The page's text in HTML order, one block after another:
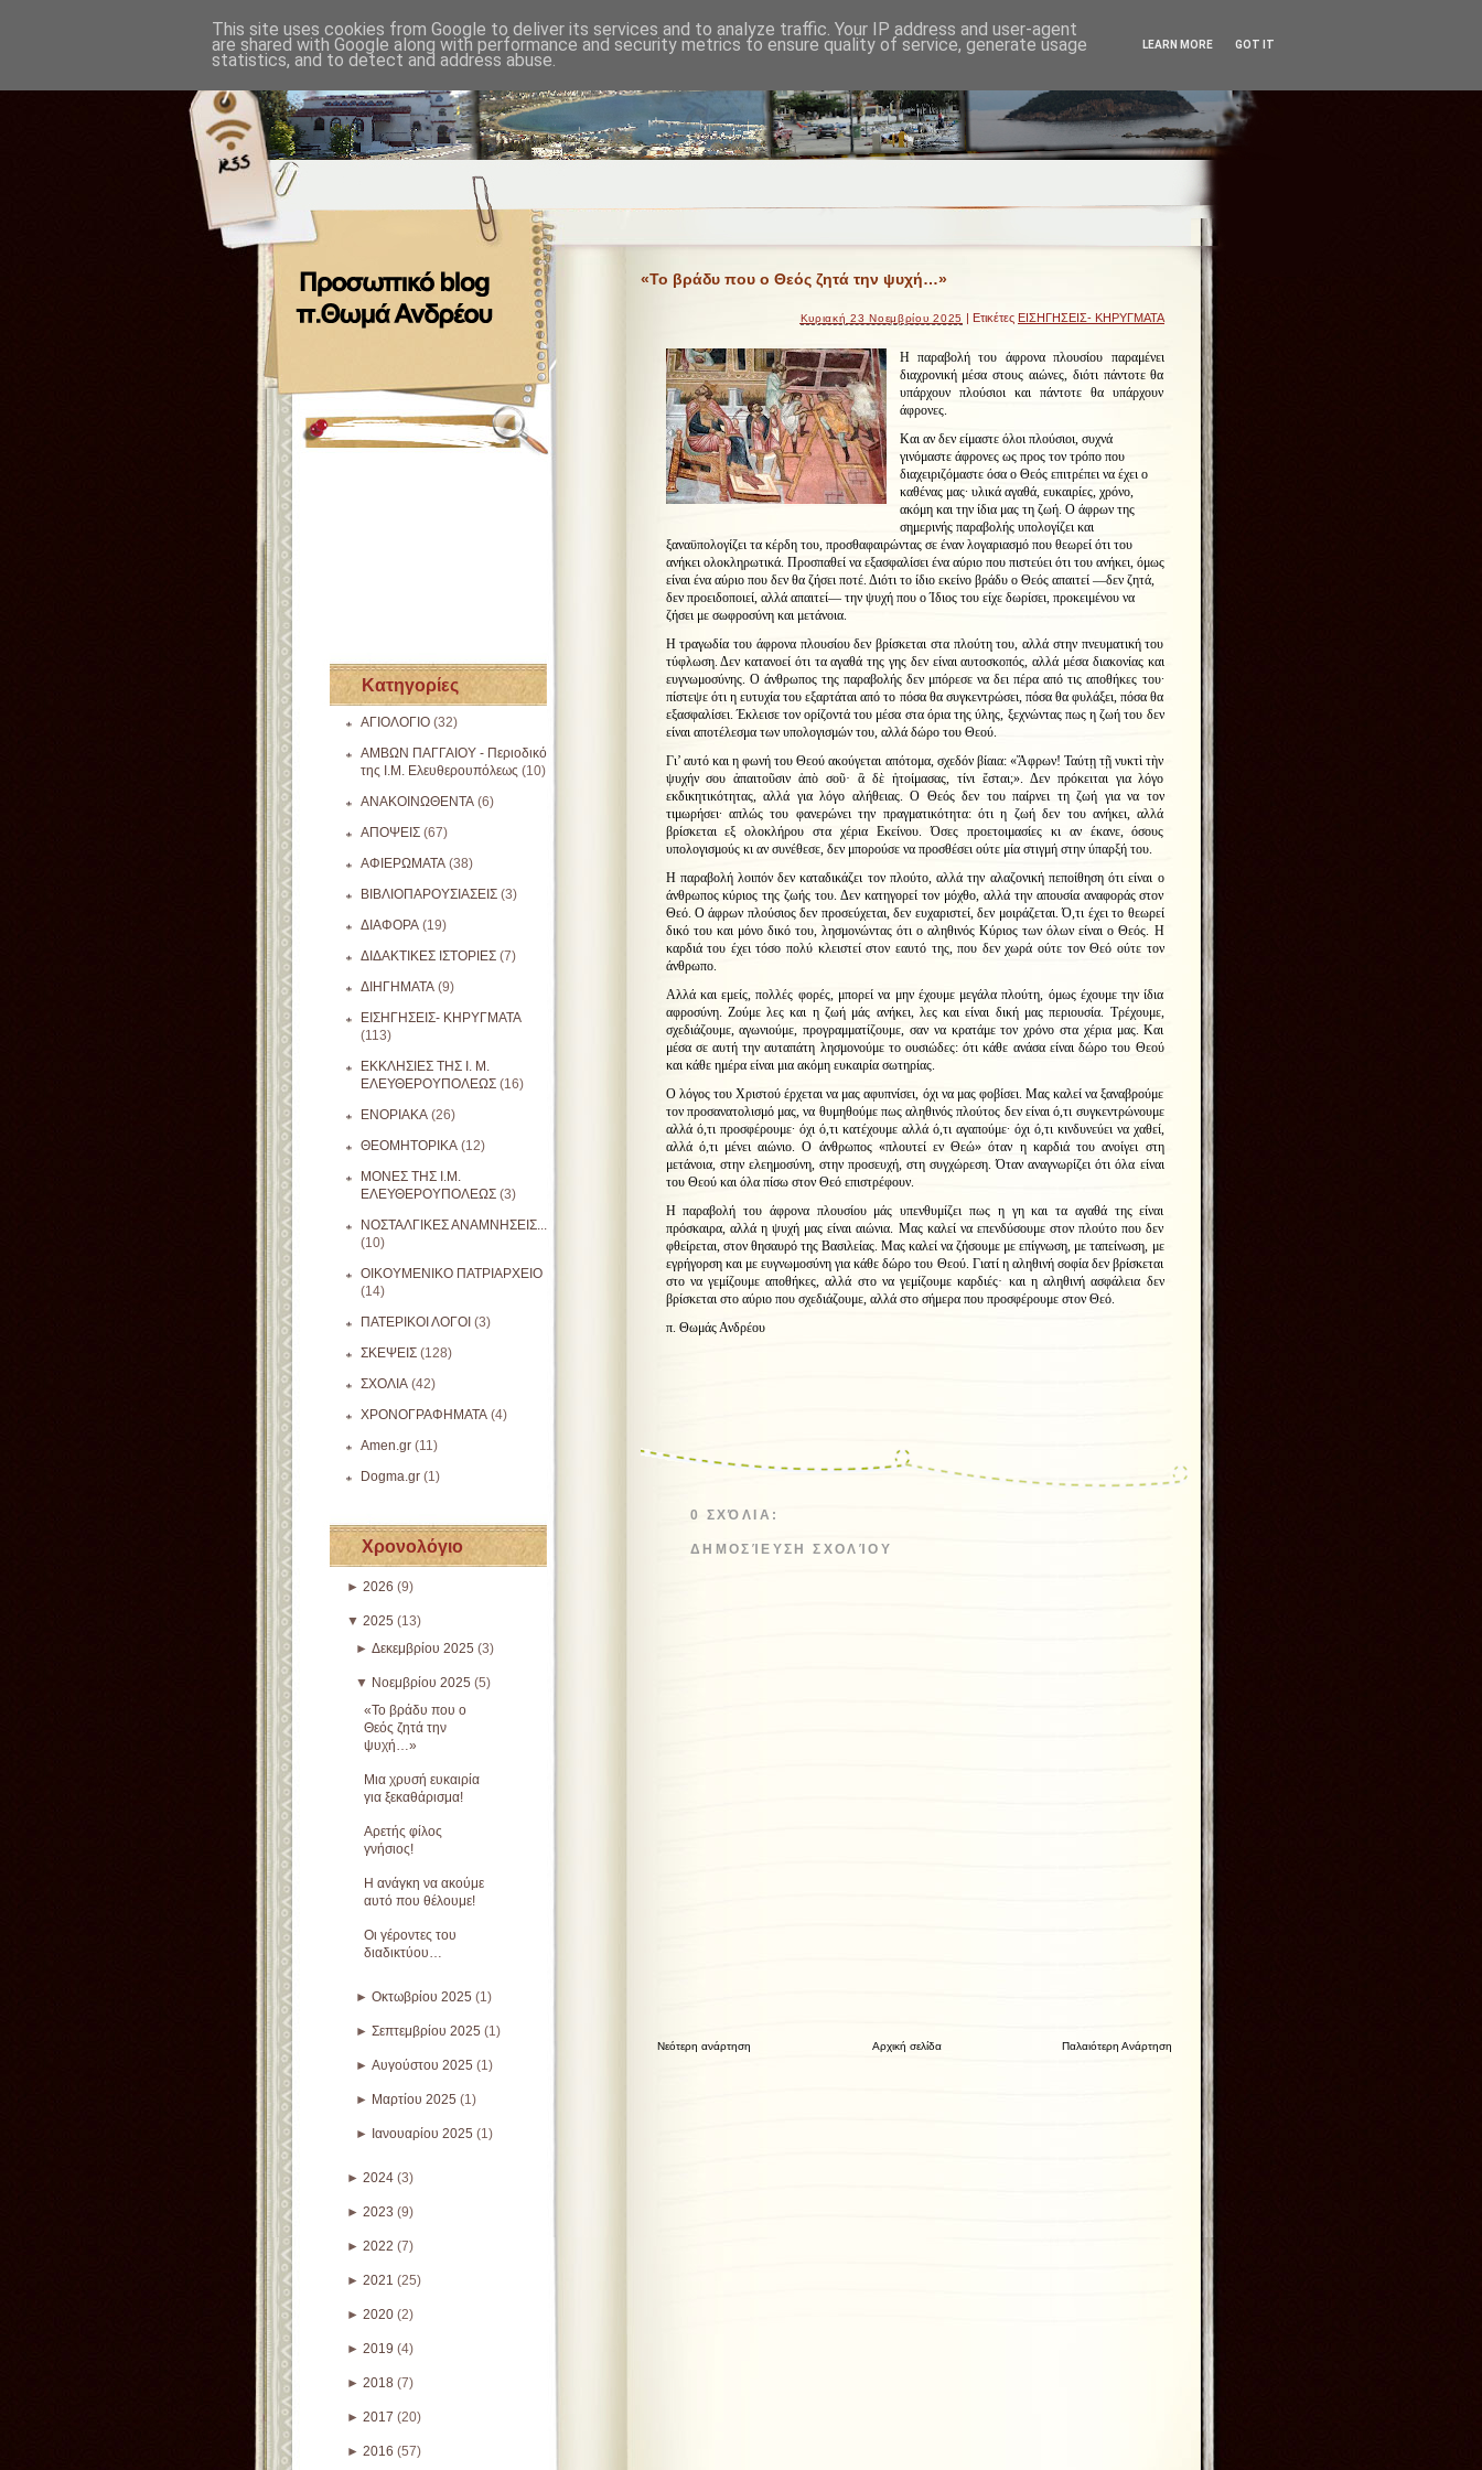
Κατηγορίες
ΑΓΙΟΛΟΓΙΟ (32)
ΑΜΒΩΝ ΠΑΓΓΑΙΟΥ - Περιοδικό
της Ι.Μ. Ελευθερουπόλεως (10)
ΑΝΑΚΟΙΝΩΘΕΝΤΑ (6)
ΑΠΟΨΕΙΣ (67)
ΑΦΙΕΡΩΜΑΤΑ (38)
ΒΙΒΛΙΟΠΑΡΟΥΣΙΑΣΕΙΣ (3)
ΔΙΑΦΟΡΑ (19)
ΔΙΔΑΚΤΙΚΕΣ ΙΣΤΟΡΙΕΣ (7)
ΔΙΗΓΗΜΑΤΑ (9)
ΕΙΣΗΓΗΣΕΙΣ- ΚΗΡΥΓΜΑΤΑ
(113)
ΕΚΚΛΗΣΙΕΣ ΤΗΣ Ι. Μ.
ΕΛΕΥΘΕΡΟΥΠΟΛΕΩΣ (16)
ΕΝΟΡΙΑΚΑ (26)
ΘΕΟΜΗΤΟΡΙΚΑ (12)
ΜΟΝΕΣ ΤΗΣ Ι.Μ.
ΕΛΕΥΘΕΡΟΥΠΟΛΕΩΣ (3)
ΝΟΣΤΑΛΓΙΚΕΣ ΑΝΑΜΝΗΣΕΙΣ...
(10)
ΟΙΚΟΥΜΕΝΙΚΟ ΠΑΤΡΙΑΡΧΕΙΟ
(14)
ΠΑΤΕΡΙΚΟΙ ΛΟΓΟΙ (3)
ΣΚΕΨΕΙΣ (128)
ΣΧΟΛΙΑ (42)
ΧΡΟΝΟΓΡΑΦΗΜΑΤΑ (4)
Amen.gr (11)
Dogma.gr (1)
Χρονολόγιο
► 2026 (9)
▼ 2025 (13)
► Δεκεμβρίου 2025 (3)
▼ Νοεμβρίου 2025 (5)
«Το βράδυ που ο
Θεός ζητά την
ψυχή…»
Μια χρυσή ευκαιρία
για ξεκαθάρισμα!
Αρετής φίλος
γνήσιος!
Η ανάγκη να ακούμε
αυτό που θέλουμε!
Οι γέροντες του
διαδικτύου…
► Οκτωβρίου 2025 (1)
► Σεπτεμβρίου 2025 (1)
► Αυγούστου 2025 (1)
► Μαρτίου 2025 (1)
► Ιανουαρίου 2025 (1)
► 2024 (3)
► 2023 (9)
► 2022 (7)
► 2021 (25)
► 2020 (2)
► 2019 (4)
► 2018 (7)
► 2017 (20)
► 2016 (57)
«Το βράδυ που ο Θεός ζητά την ψυχή…»
Κυριακή 23 Νοεμβρίου 2025 | Ετικέτες ΕΙΣΗΓΗΣΕΙΣ- ΚΗΡΥΓΜΑΤΑ
Η παραβολή του άφρονα πλουσίου παραμένει
διαχρονική μέσα στους αιώνες, διότι πάντοτε θα
υπάρχουν πλούσιοι και πάντοτε θα υπάρχουν
άφρονες.
Και αν δεν είμαστε όλοι πλούσιοι, συχνά
γινόμαστε άφρονες ως προς τον τρόπο που
διαχειριζόμαστε όσα ο Θεός επιτρέπει να έχει ο
καθένας μας∙ υλικά αγαθά, ευκαιρίες, χρόνο,
ακόμη και την ίδια μας τη ζωή. Ο άφρων της
σημερινής παραβολής υπολογίζει και
ξαναϋπολογίζει τα κέρδη του, προσθαφαιρώντας σε έναν λογαριασμό που θεωρεί ότι του
ανήκει ολοκληρωτικά. Προσπαθεί να εξασφαλίσει ένα αύριο που πιστεύει ότι του ανήκει, όμως
είναι ένα αύριο που δεν θα ζήσει ποτέ. Διότι το ίδιο εκείνο βράδυ ο Θεός απαιτεί —δεν ζητά,
δεν προειδοποιεί, αλλά απαιτεί— την ψυχή που ο Ίδιος του είχε δωρίσει, προκειμένου να
ζήσει με σωφροσύνη και μετάνοια.
Η τραγωδία του άφρονα πλουσίου δεν βρίσκεται στα πλούτη του, αλλά στην πνευματική του
τύφλωση. Δεν κατανοεί ότι τα αγαθά της γης δεν είναι αυτοσκοπός, αλλά μέσα διακονίας και
ευγνωμοσύνης. Ο άνθρωπος της παραβολής δεν μπόρεσε να δει πέρα από τις αποθήκες του∙
πίστεψε ότι η ευτυχία του εξαρτάται από το πόσα θα συγκεντρώσει, πόσα θα φυλάξει, πόσα θα
εξασφαλίσει. Έκλεισε τον ορίζοντά του μέσα στα όρια της ύλης, ξεχνώντας πως η ζωή του δεν
είναι αποτέλεσμα των υπολογισμών του, αλλά δώρο του Θεού.
Γι’ αυτό και η φωνή του Θεού ακούγεται απότομα, σχεδόν βίαια: «Ἄφρων! Ταύτῃ τῇ νυκτὶ τὴν
ψυχήν σου ἀπαιτοῦσιν ἀπὸ σοῦ· ἃ δὲ ἡτοίμασας, τίνι ἔσται;». Δεν πρόκειται για λόγο
εκδικητικότητας, αλλά για λόγο αλήθειας. Ο Θεός δεν του παίρνει τη ζωή για να τον
τιμωρήσει∙ απλώς του φανερώνει την πραγματικότητα: ότι η ζωή δεν του ανήκει, αλλά
βρίσκεται εξ ολοκλήρου στα χέρια Εκείνου. Όσες προετοιμασίες κι αν έκανε, όσους
υπολογισμούς κι αν συνέθεσε, δεν μπορούσε να προσθέσει ούτε μία στιγμή στην ύπαρξή του.
Η παραβολή λοιπόν δεν καταδικάζει τον πλούτο, αλλά την αλαζονική πεποίθηση ότι είναι ο
άνθρωπος κύριος της ζωής του. Δεν κατηγορεί τον μόχθο, αλλά την απουσία αναφοράς στον
Θεό. Ο άφρων πλούσιος δεν προσεύχεται, δεν ευχαριστεί, δεν μοιράζεται. Ό,τι έχει το θεωρεί
δικό του και μόνο δικό του, λησμονώντας ότι ο αληθινός Κύριος των όλων είναι ο Θεός. Η
καρδιά του έχει τόσο πολύ κλειστεί στον εαυτό της, που δεν χωρά ούτε τον Θεό ούτε τον
άνθρωπο.
Αλλά και εμείς, πολλές φορές, μπορεί να μην έχουμε μεγάλα πλούτη, όμως έχουμε την ίδια
αφροσύνη. Ζούμε λες και η ζωή μάς ανήκει, λες και είναι δική μας περιουσία. Τρέχουμε,
σχεδιάζουμε, αγωνιούμε, προγραμματίζουμε, σαν να κρατάμε τον χρόνο στα χέρια μας. Και
μέσα σε αυτή την αυταπάτη λησμονούμε το ουσιώδες: ότι κάθε ανάσα είναι δώρο του Θεού
και κάθε ημέρα είναι μια ακόμη ευκαιρία σωτηρίας.
Ο λόγος του Χριστού έρχεται να μας αφυπνίσει, όχι να μας φοβίσει. Μας καλεί να ξαναβρούμε
τον προσανατολισμό μας, να θυμηθούμε πως αληθινός πλούτος δεν είναι ό,τι συγκεντρώνουμε
αλλά ό,τι προσφέρουμε∙ όχι ό,τι κατέχουμε αλλά ό,τι αγαπούμε∙ όχι ό,τι κινδυνεύει να χαθεί,
αλλά ό,τι μένει αιώνιο. Ο άνθρωπος «πλουτεί εν Θεώ» όταν η καρδιά του ανοίγει στη
μετάνοια, στην ελεημοσύνη, στην προσευχή, στη συγχώρεση. Όταν αναγνωρίζει ότι όλα είναι
του Θεού και όλα πίσω στον Θεό επιστρέφουν.
Η παραβολή του άφρονα πλουσίου μάς υπενθυμίζει πως η γη και τα αγαθά της είναι
πρόσκαιρα, αλλά η ψυχή μας είναι αιώνια. Μας καλεί να επενδύσουμε στον πλούτο που δεν
φθείρεται, στον θησαυρό της Βασιλείας. Μας καλεί να ζήσουμε με επίγνωση, με ταπείνωση, με
εγρήγορση και με ευγνωμοσύνη για κάθε δώρο του Θεού. Γιατί η αληθινή σοφία δεν βρίσκεται
στο να γεμίζουμε αποθήκες, αλλά στο να γεμίζουμε καρδιές· και η αληθινή ασφάλεια δεν
βρίσκεται στο αύριο που σχεδιάζουμε, αλλά στο σήμερα που προσφέρουμε στον Θεό.
π. Θωμάς Ανδρέου
0 ΣΧΌΛΙΑ:
ΔΗΜΟΣΊΕΥΣΗ ΣΧΟΛΊΟΥ
Νεότερη ανάρτηση Παλαιότερη Ανάρτηση
Αρχική σελίδα
This site uses cookies from Google to deliver its services and to analyze traffic. Your IP address and user-agent
are shared with Google along with performance and security metrics to ensure quality of service, generate usage
statistics, and to detect and address abuse.
LEARN MORE GOT IT